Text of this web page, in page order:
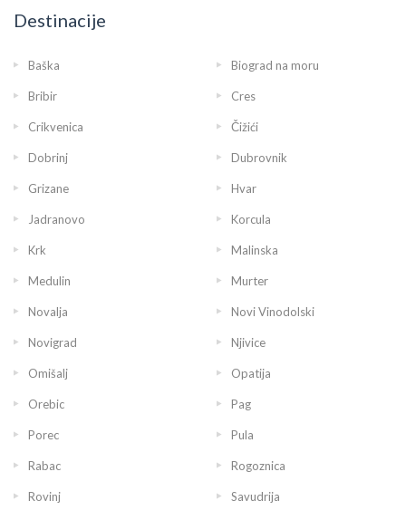
Destinacije
Baška Biograd na moru
Bribir Cres
Crikvenica Čižići
Dobrinj Dubrovnik
Grizane Hvar
Jadranovo Korcula
Krk Malinska
Medulin Murter
Novalja Novi Vinodolski
Novigrad Njivice
Omišalj Opatija
Orebic Pag
Porec Pula
Rabac Rogoznica
Rovinj Savudrija